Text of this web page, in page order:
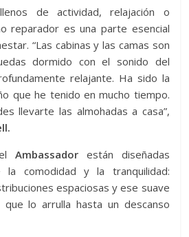
de actividad, relajación o
reparador es una parte esencial
“Las cabinas y las camas son
dormido con el sonido del
relajante. Ha sido la
que he tenido en mucho tiempo.
llevarte las almohadas a casa”,
Ambassadorestán diseñadas
la comodidad y la tranquilidad:
espaciosas y ese suave
lo arrulla hasta un descanso